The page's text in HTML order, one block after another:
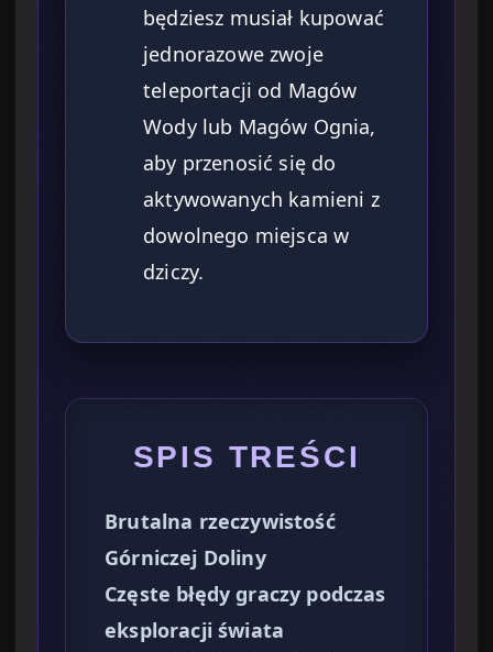
będziesz musiał kupować
jednorazowe zwoje
teleportacji od Magów
Wody lub Magów Ognia,
aby przenosić się do
aktywowanych kamieni z
dowolnego miejsca w
dziczy.
SPIS TREŚCI
Brutalna rzeczywistość
Górniczej Doliny
Częste błędy graczy podczas
eksploracji świata